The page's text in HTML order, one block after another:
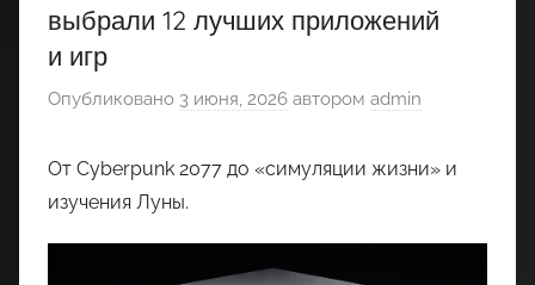
выбрали 12 лучших приложений
и игр
Опубликовано 3 июня, 2026 автором admin
От Cyberpunk 2077 до «симуляции жизни» и
изучения Луны.